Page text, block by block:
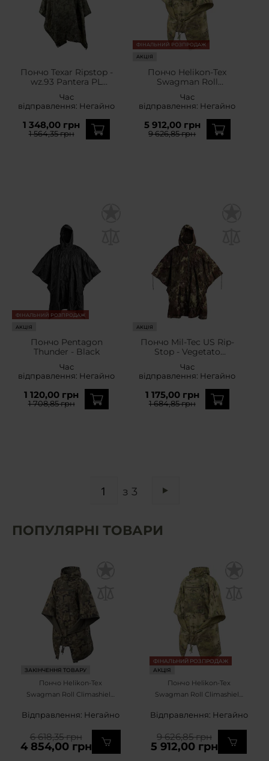
Пончо Texar Ripstop -
wz.93 Pantera PL
Час
відправлення: Негайно
1 348,00 грн
1 564,35 грн
ФІНАЛЬНИЙ РОЗПРОДАЖ
АКЦІЯ
Пончо Helikon-Tex
Swagman Roll
функцією спального
мішка - MultiCam
Час
відправлення: Негайно
5 912,00 грн
9 626,85 грн
ФІНАЛЬНИЙ РОЗПРОДАЖ
АКЦІЯ
Пончо Pentagon
Thunder - Black
Час
відправлення: Негайно
1 120,00 грн
1 708,85 грн
АКЦІЯ
Пончо Mil-Tec US Rip-
Stop - Vegetato
Час
відправлення: Негайно
1 175,00 грн
1 684,85 грн
з 3
ПОПУЛЯРНІ ТОВАРИ
ЗАКІНЧЕННЯ ТОВАРУ
Пончо Helikon-Tex
Swagman Roll Climashield
спального мішка - wz.93
Pantera PL Woodland
Відправлення: Негайно
4 854,00 грн
6 618,35 грн
ФІНАЛЬНИЙ РОЗПРОДАЖ
АКЦІЯ
Пончо Helikon-Tex
Swagman Roll Climashield
спального мішка -
Відправлення: Негайно
5 912,00 грн
9 626,85 грн